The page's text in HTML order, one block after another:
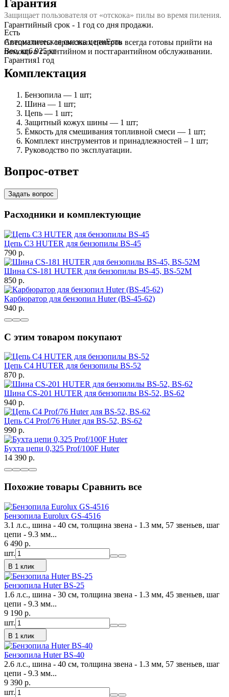
Защищает пользователя от «отскока» пилы во время пиления.
Есть
Автоматическая смазка цепиЕсть
Вес, кг6.925 кг
Гарантия1 год
Гарантия
Гарантийный срок - 1 год со дня продажи.
Специалисты сервисных центров всегда готовы прийти на
помощь в гарантийном и постгарантийном обслуживании.
Комплектация
Бензопила — 1 шт;
Шина — 1 шт;
Цепь — 1 шт;
Защитный кожух шины — 1 шт;
Ёмкость для смешивания топливной смеси — 1 шт;
Комплект инструментов и принадлежностей – 1 шт;
Руководство по эксплуатации.
Вопрос-ответ
Задать вопрос
Расходники и комплектующие
Цепь C3 HUTER для бензопилы BS-45
790 p.
Шина CS-181 HUTER для бензопилы BS-45, BS-52M
850 p.
Карбюратор для бензопил Huter (BS-45-62)
940 p.
С этим товаром покупают
Цепь C4 HUTER для бензопилы BS-52
870 p.
Шина CS-201 HUTER для бензопилы BS-52, BS-62
940 p.
Цепь C4 Prof/76 Huter для BS-52, BS-62
990 p.
Бухта цепи 0,325 Prof/100F Huter
14 390 p.
Похожие товары Сравнить все
Бензопила Eurolux GS-4516
3.1 л.с., шина - 40 см, толщина звена - 1.3 мм, 57 звеньев, шаг
цепи - 9.3 мм...
6 490 p.
шт.
В 1 клик
Бензопила Huter BS-25
1.6 л.с., шина - 30 см, толщина звена - 1.3 мм, 45 звеньев, шаг
цепи - 9.3 мм...
9 190 p.
шт.
В 1 клик
Бензопила Huter BS-40
2.6 л.с., шина - 40 см, толщина звена - 1.3 мм, 57 звеньев, шаг
цепи - 9.3 мм...
9 390 p.
шт.